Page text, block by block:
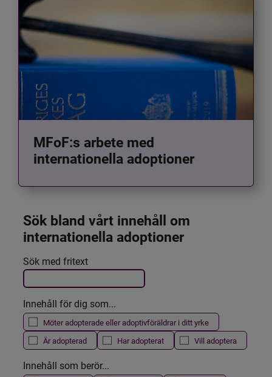
MFoF:s arbete med
internationella adoptioner
Sök bland vårt innehåll om
internationella adoptioner
Filtrera resultatet
Det här formuläret postas automatiskt
Sök med fritext
Innehåll för dig som...
Möter adopterade eller adoptivföräldrar i ditt yrke
Är adopterad
Har adopterat Vill adoptera
Innehåll som berör...